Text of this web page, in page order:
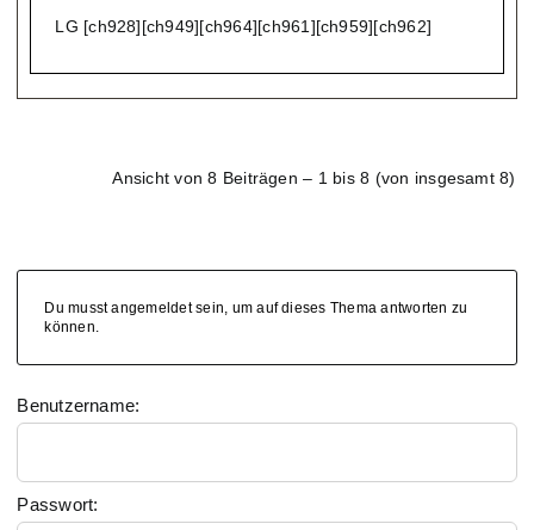
LG [ch928][ch949][ch964][ch961][ch959][ch962]
Ansicht von 8 Beiträgen – 1 bis 8 (von insgesamt 8)
Du musst angemeldet sein, um auf dieses Thema antworten zu
können.
Benutzername:
Passwort: